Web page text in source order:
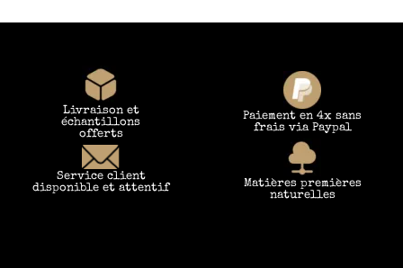
Livraison et
échantillons
offerts
Paiement en 4x sans
frais via Paypal
Service client
disponible et attentif Matières premières
naturelles